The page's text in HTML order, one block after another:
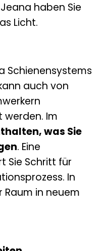
haben Sie
Licht.
Schienensystems
auch von
Im
was Sie
. Eine
Sie Schritt für
In
Raum in neuem